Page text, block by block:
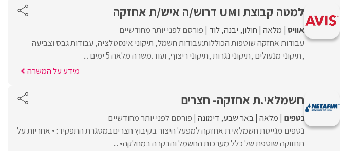
למטה קבוצת UMI דרוש/ה איש/ת אחזקה
אוויס מלאה חולון יבנה לוד פורסם לפני יותר מחודשיים
עבודות אחזקה שוטפות הכוללות:עבודות חשמל, תיקוני אינסטלציה, עבודות גבס וצביעה
,תיקוני מנעולים ,תיקוני נגרות ,תיקוני ריצוף, ועוד.משרה מלאה 5 ימים ...
מידע על המשרה
חשמלאי.ת אחזקה- חצרים
נטפים מלאה באר שבע דימונה פורסם לפני יותר מחודשיים
נטפים מגייסת חשמלאי.ת אחזקה למפעל היצור בקיבוץ חצריםבמסגרת התפקיד: • אחריות על
תחזוקה שוטפת של כלל מערכות החשמל והבקרה במחלקה• ...